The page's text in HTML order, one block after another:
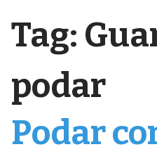
Tag:
podar
Podar